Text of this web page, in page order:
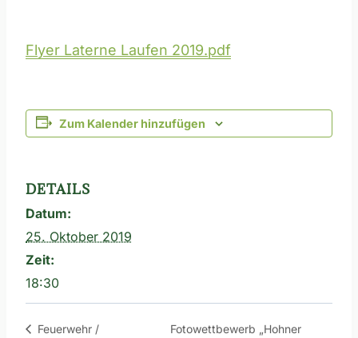
Flyer Laterne Laufen 2019.pdf
Zum Kalender hinzufügen
DETAILS
Datum:
25. Oktober 2019
Zeit:
18:30
Feuerwehr /
Fotowettbewerb „Hohner